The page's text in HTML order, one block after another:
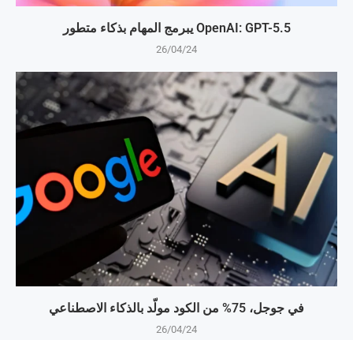
OpenAI: GPT-5.5 يبرمج المهام بذكاء متطور
26/04/24
في جوجل، 75% من الكود مولّد بالذكاء الاصطناعي
26/04/24